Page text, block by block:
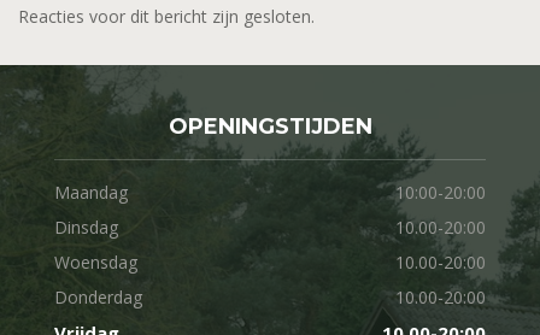
Reacties voor dit bericht zijn gesloten.
OPENINGSTIJDEN
Maandag
10:00-20:00
Dinsdag
10.00-20:00
Woensdag
10.00-20:00
Donderdag
10.00-20:00